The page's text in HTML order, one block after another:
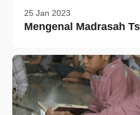
25 Jan 2023
Mengenal Madrasah